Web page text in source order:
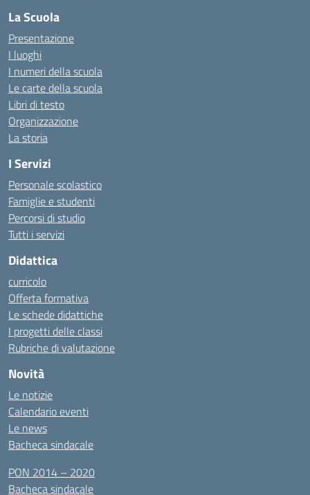
La Scuola
Presentazione
I luoghi
I numeri della scuola
Le carte della scuola
Libri di testo
Organizzazione
La storia
I Servizi
Personale scolastico
Famiglie e studenti
Percorsi di studio
Tutti i servizi
Didattica
curricolo
Offerta formativa
Le schede didattiche
I progetti delle classi
Rubriche di valutazione
Novità
Le notizie
Calendario eventi
Le news
Bacheca sindacale
PON 2014 – 2020
Bacheca sindacale